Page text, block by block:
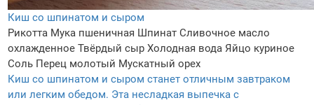
Киш со шпинатом и сыром
Рикотта Мука пшеничная Шпинат Сливочное масло
охлажденное Твёрдый сыр Холодная вода Яйцо куриное
Соль Перец молотый Мускатный орех
Киш со шпинатом и сыром станет отличным завтраком
или легким обедом. Эта несладкая выпечка с